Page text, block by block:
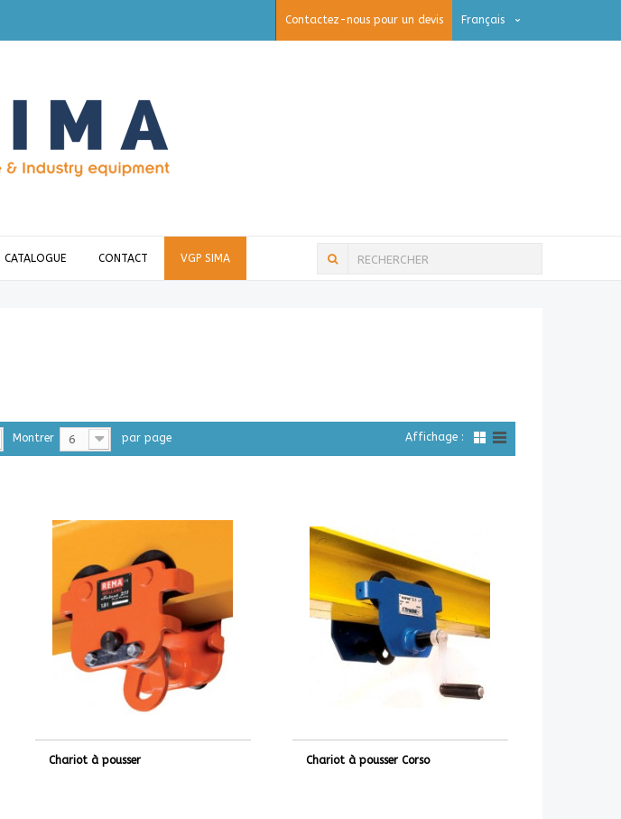
Français
Contactez-nous pour un devis
CATALOGUE CONTACT VGP SIMA
Affichage :
Montrer 6 par page
Chariot à pousser Chariot à pousser Corso